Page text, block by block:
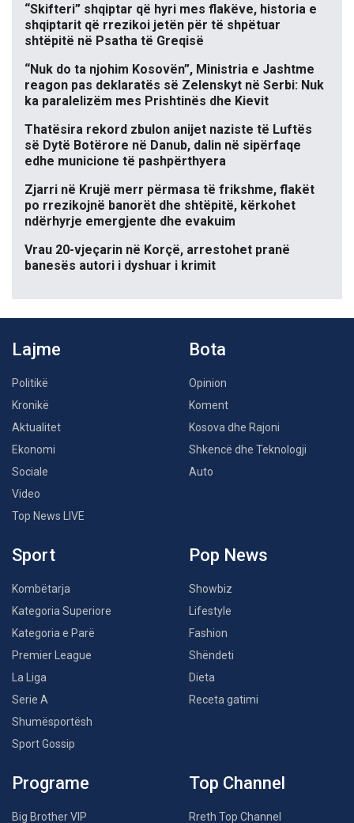
“Skifteri” shqiptar që hyri mes flakëve, historia e
shqiptarit që rrezikoi jetën për të shpëtuar
shtëpitë në Psatha të Greqisë
“Nuk do ta njohim Kosovën”, Ministria e Jashtme
reagon pas deklaratës së Zelenskyt në Serbi: Nuk
ka paralelizëm mes Prishtinës dhe Kievit
Thatësira rekord zbulon anijet naziste të Luftës
së Dytë Botërore në Danub, dalin në sipërfaqe
edhe municione të pashpërthyera
Zjarri në Krujë merr përmasa të frikshme, flakët
po rrezikojnë banorët dhe shtëpitë, kërkohet
ndërhyrje emergjente dhe evakuim
Vrau 20-vjeçarin në Korçë, arrestohet pranë
banesës autori i dyshuar i krimit
Lajme
Politikë
Kronikë
Aktualitet
Ekonomi
Sociale
Video
Top News LIVE
Bota
Opinion
Koment
Kosova dhe Rajoni
Shkencë dhe Teknologji
Auto
Sport
Kombëtarja
Kategoria Superiore
Kategoria e Parë
Premier League
La Liga
Serie A
Shumësportësh
Sport Gossip
Pop News
Showbiz
Lifestyle
Fashion
Shëndeti
Dieta
Receta gatimi
Programe
Big Brother VIP
Top Channel
Rreth Top Channel